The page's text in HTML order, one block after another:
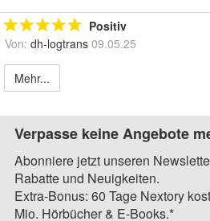
Positiv
Von: dh-logtrans 09.05.25
Mehr...
Verpasse keine Angebote
Abonniere jetzt unseren
Rabatte und Neuigkeiten.
Extra-Bonus: 60 Tage Nextory
Mio. Hörbücher & E-Books.*